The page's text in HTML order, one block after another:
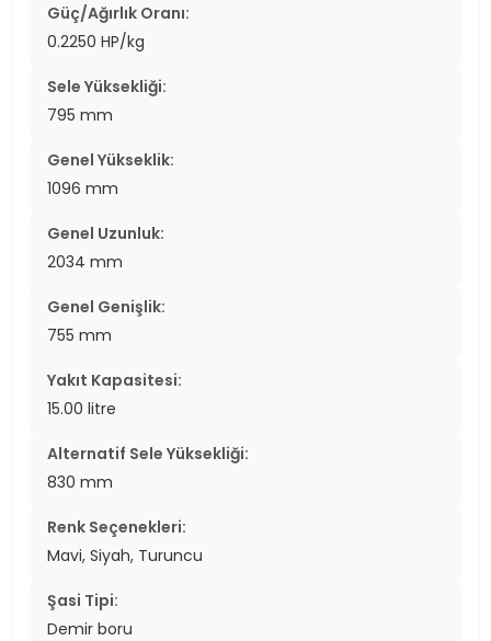
Güç/Ağırlık Oranı:
0.2250 HP/kg
Sele Yüksekliği:
795 mm
Genel Yükseklik:
1096 mm
Genel Uzunluk:
2034 mm
Genel Genişlik:
755 mm
Yakıt Kapasitesi:
15.00 litre
Alternatif Sele Yüksekliği:
830 mm
Renk Seçenekleri:
Mavi, Siyah, Turuncu
Şasi Tipi:
Demir boru